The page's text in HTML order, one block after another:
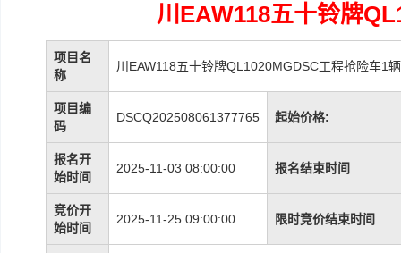
川EAW118五十铃牌
项目名
称
川EAW118五十铃牌QL1020MGDSC工程抢险车1辆
项目编
码
DSCQ202508061377765 起始价格:
报名开
始时间
2025-11-03 08:00:00 报名结束时间
竞价开
始时间
2025-11-25 09:00:00 限时竞价结束时间